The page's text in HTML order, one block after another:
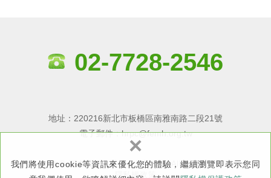
我們將使用cookie等資訊來優化您的體驗，繼續瀏覽即表示您同
×
02-7728-2546
地址：220216新北市板橋區南雅南路二段21號
電子郵件：hrpc@femh.org.tw
Copyright © 亞東醫院－受試者保護中心 All Rights Reserved.
隱私權政策